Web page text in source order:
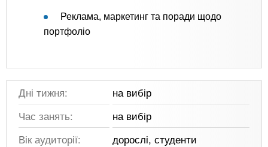
Реклама, маркетинг та поради щодо
портфоліо
Дні тижня:
на вибір
Час занять:
на вибір
Вік аудиторії:
дорослі, студенти